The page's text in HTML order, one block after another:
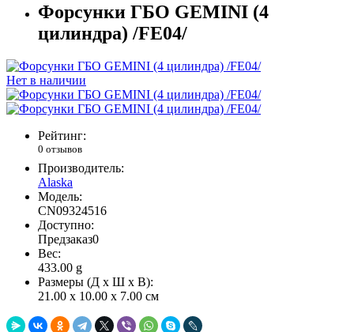
Форсунки ГБО GEMINI (4
цилиндра) /FE04/
Нет в наличии
Рейтинг:
0 отзывов
Производитель:
Alaska
Модель:
CN09324516
Доступно:
Предзаказ0
Вес:
433.00 g
Размеры (Д x Ш x В):
21.00 x 10.00 x 7.00 см